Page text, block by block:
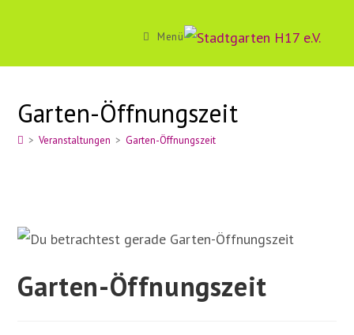
Menü
Garten-Öffnungszeit
> Veranstaltungen > Garten-Öffnungszeit
Garten-Öffnungszeit